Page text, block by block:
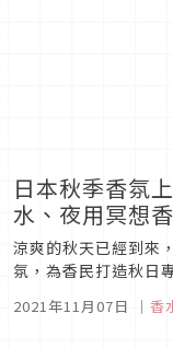
日本秋季香氛
水、夜用冥想
涼爽的秋天已經到來
氛，為香民打造秋日
養新寵資生堂「
2021年11月07日 ｜ 香